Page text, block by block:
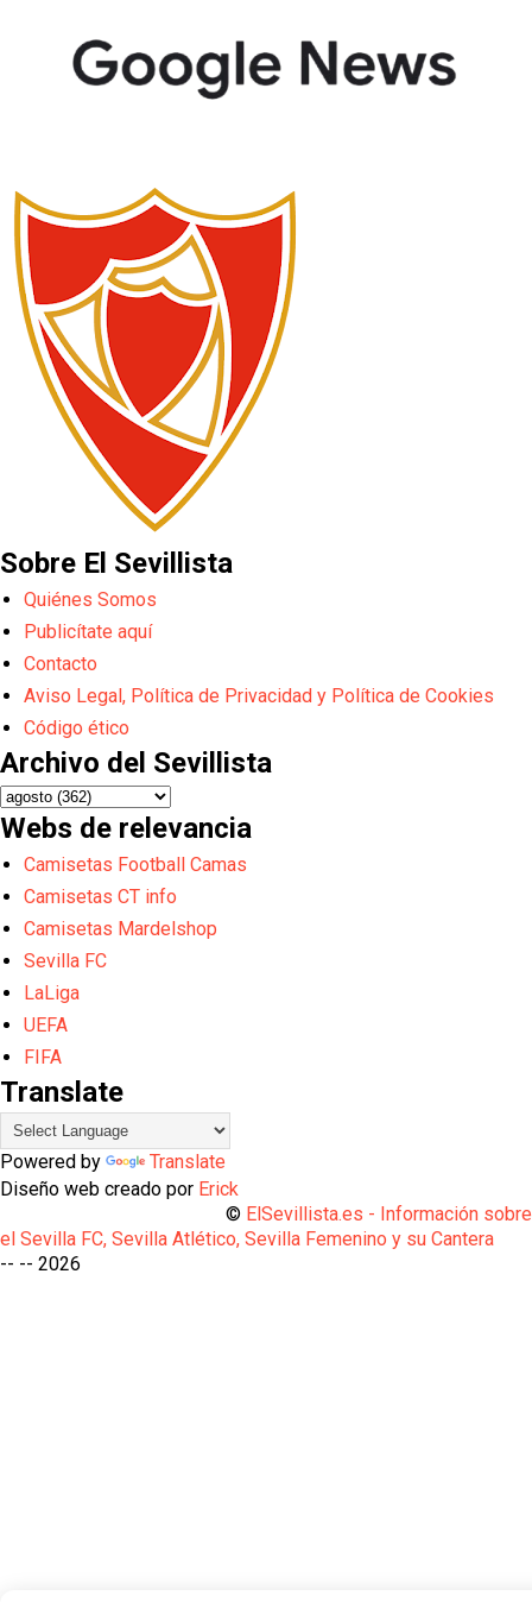
Sobre El Sevillista
Quiénes Somos
Publicítate aquí
Contacto
Aviso Legal, Política de Privacidad y Política de Cookies
Código ético
Archivo del Sevillista
Webs de relevancia
Camisetas Football Camas
Camisetas CT info
Camisetas Mardelshop
Sevilla FC
LaLiga
UEFA
FIFA
Translate
Powered by
Translate
Diseño web creado por Erick
© ElSevillista.es - Información sobre
el Sevilla FC, Sevilla Atlético, Sevilla Femenino y su Cantera
-- -- 2026